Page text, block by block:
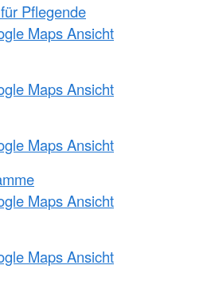
Pflegende
Maps Ansicht
Maps Ansicht
Maps Ansicht
Maps Ansicht
Maps Ansicht